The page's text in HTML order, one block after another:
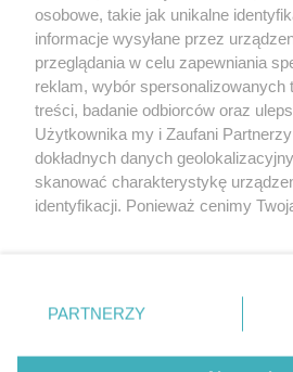
POGODA
16℃
Zobacz prognozę na 3 dni
Copyright © 2022 Kurier
Wszelkie prawa
osobowe, takie jak unikalne
informacje wysyłane przez
przeglądania w celu zapewniania
reklam, wybór spersonalizowanych
treści, badanie odbiorców oraz
Użytkownika my i Zaufani
dokładnych danych
skanować charakterystykę
identyfikacji. Ponieważ cenimy
prywatności znajdujący się w
. Niektóre rodzaje przetwarzania
PARTNERZY